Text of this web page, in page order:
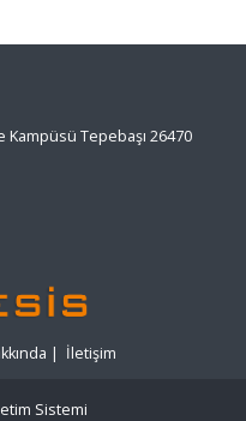
Tepebaşı 26470
| İletişim
Sistemi